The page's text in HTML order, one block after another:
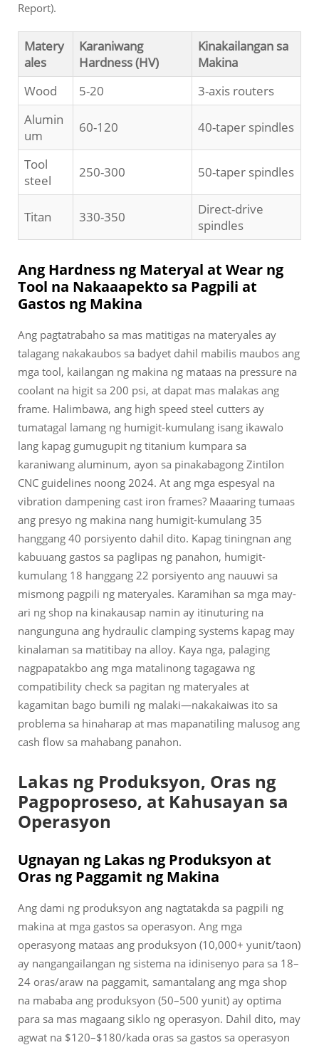
Report).
Matery
ales
Karaniwang
Hardness (HV)
Kinakailangan sa
Makina
Wood
5-20
3-axis routers
Alumin
um
60-120 40-taper spindles
Tool
steel
250-300 50-taper spindles
Titan 330-350
Direct-drive
spindles
Ang Hardness ng Materyal at Wear ng
Tool na Nakaaapekto sa Pagpili at
Gastos ng Makina
Ang pagtatrabaho sa mas matitigas na materyales ay
talagang nakakaubos sa badyet dahil mabilis maubos ang
mga tool, kailangan ng makina ng mataas na pressure na
coolant na higit sa 200 psi, at dapat mas malakas ang
frame. Halimbawa, ang high speed steel cutters ay
tumatagal lamang ng humigit-kumulang isang ikawalo
lang kapag gumugupit ng titanium kumpara sa
karaniwang aluminum, ayon sa pinakabagong Zintilon
CNC guidelines noong 2024. At ang mga espesyal na
vibration dampening cast iron frames? Maaaring tumaas
ang presyo ng makina nang humigit-kumulang 35
hanggang 40 porsiyento dahil dito. Kapag tiningnan ang
kabuuang gastos sa paglipas ng panahon, humigit-
kumulang 18 hanggang 22 porsiyento ang nauuwi sa
mismong pagpili ng materyales. Karamihan sa mga may-
ari ng shop na kinakausap namin ay itinuturing na
nangunguna ang hydraulic clamping systems kapag may
kinalaman sa matitibay na alloy. Kaya nga, palaging
nagpapatakbo ang mga matalinong tagagawa ng
compatibility check sa pagitan ng materyales at
kagamitan bago bumili ng malaki—nakakaiwas ito sa
problema sa hinaharap at mas mapanatiling malusog ang
cash flow sa mahabang panahon.
Lakas ng Produksyon, Oras ng
Pagpoproseso, at Kahusayan sa
Operasyon
Ugnayan ng Lakas ng Produksyon at
Oras ng Paggamit ng Makina
Ang dami ng produksyon ang nagtatakda sa pagpili ng
makina at mga gastos sa operasyon. Ang mga
operasyong mataas ang produksyon (10,000+ yunit/taon)
ay nangangailangan ng sistema na idinisenyo para sa 18–
24 oras/araw na paggamit, samantalang ang mga shop
na mababa ang produksyon (50–500 yunit) ay optima
para sa mas magaang siklo ng operasyon. Dahil dito, may
agwat na $120–$180/kada oras sa gastos sa operasyon